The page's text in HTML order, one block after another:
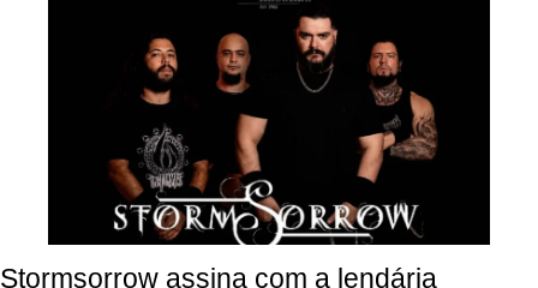
Stormsorrow assina com a lendária